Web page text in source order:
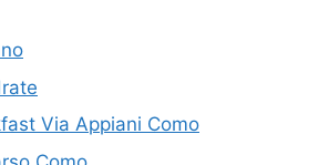
Via Appiani Como